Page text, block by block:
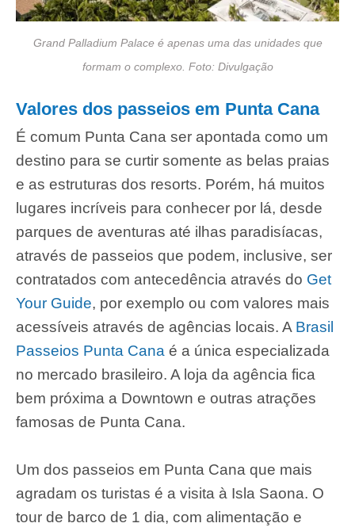
Grand Palladium Palace é apenas uma das unidades que
formam o complexo. Foto: Divulgação
Valores dos passeios em Punta Cana
É comum Punta Cana ser apontada como um
destino para se curtir somente as belas praias
e as estruturas dos resorts. Porém, há muitos
lugares incríveis para conhecer por lá, desde
parques de aventuras até ilhas paradisíacas,
através de passeios que podem, inclusive, ser
contratados com antecedência através do Get
Your Guide, por exemplo ou com valores mais
acessíveis através de agências locais. A Brasil
Passeios Punta Cana é a única especializada
no mercado brasileiro. A loja da agência fica
bem próxima a Downtown e outras atrações
famosas de Punta Cana.
Um dos passeios em Punta Cana que mais
agradam os turistas é a visita à Isla Saona. O
tour de barco de 1 dia, com alimentação e